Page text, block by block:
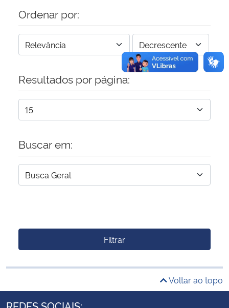
Advocacia-Geral da União
Banco Central do Brasil
Planalto
Ordenar por:
Resultados por página:
Buscar em:
Filtrar
Voltar ao topo